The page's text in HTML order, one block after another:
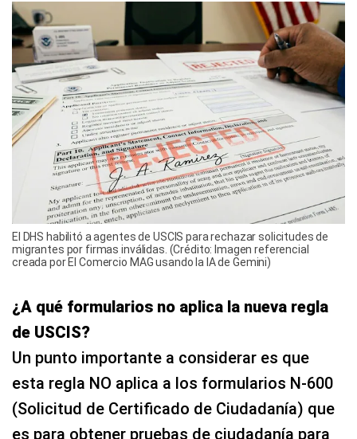
El DHS habilitó a agentes de USCIS para rechazar solicitudes de
migrantes por firmas inválidas. (Crédito: Imagen referencial
creada por El Comercio MAG usando la IA de Gemini)
¿A qué formularios no aplica la nueva regla
de USCIS?
Un punto importante a considerar es que
esta regla NO aplica a los formularios N-600
(Solicitud de Certificado de Ciudadanía) que
es para obtener pruebas de ciudadanía para